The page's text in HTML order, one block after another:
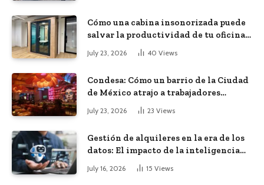
Cómo una cabina insonorizada puede
salvar la productividad de tu oficina
July 23, 2026 40 Views
Condesa: Cómo un barrio de la Ciudad
de México atrajo a trabajadores
remotos de todo el mundo
July 23, 2026 23 Views
Gestión de alquileres en la era de los
datos: El impacto de la inteligencia
July 16, 2026 15 Views